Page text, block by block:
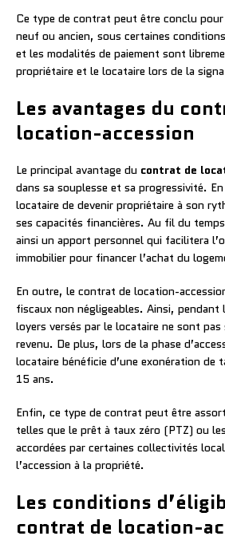
Ce type de contrat peut être conclu pour
neuf ou ancien, sous certaines
et les modalités de paiement sont
propriétaire et le locataire lors de la
Les avantages du
location-accession
Le principal avantage du contrat de
dans sa souplesse et sa progressivité.
locataire de devenir propriétaire à son
ses capacités financières. Au fil du
ainsi un apport personnel qui facilitera
immobilier pour financer l’achat du
En outre, le contrat de location-
fiscaux non négligeables. Ainsi, pendant
loyers versés par le locataire ne sont pas
revenu. De plus, lors de la phase
locataire bénéficie d’une exonération de
15 ans.
Enfin, ce type de contrat peut être
telles que le prêt à taux zéro (PTZ) ou
accordées par certaines collectivités
l’accession à la propriété.
Les conditions
contrat de location-